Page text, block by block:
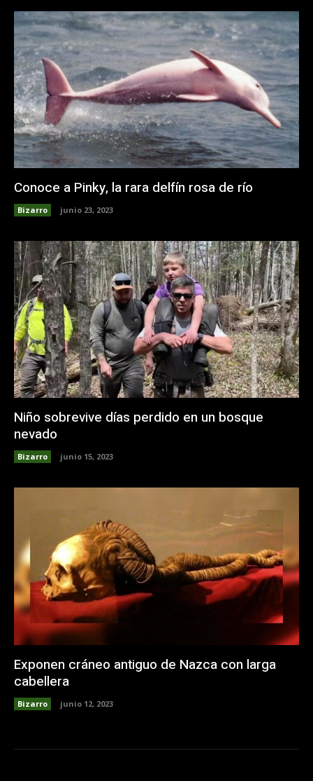
Conoce a Pinky, la rara delfín rosa de río
Bizarro junio 23, 2023
Niño sobrevive días perdido en un bosque
nevado
Bizarro junio 15, 2023
Exponen cráneo antiguo de Nazca con larga
cabellera
Bizarro junio 12, 2023